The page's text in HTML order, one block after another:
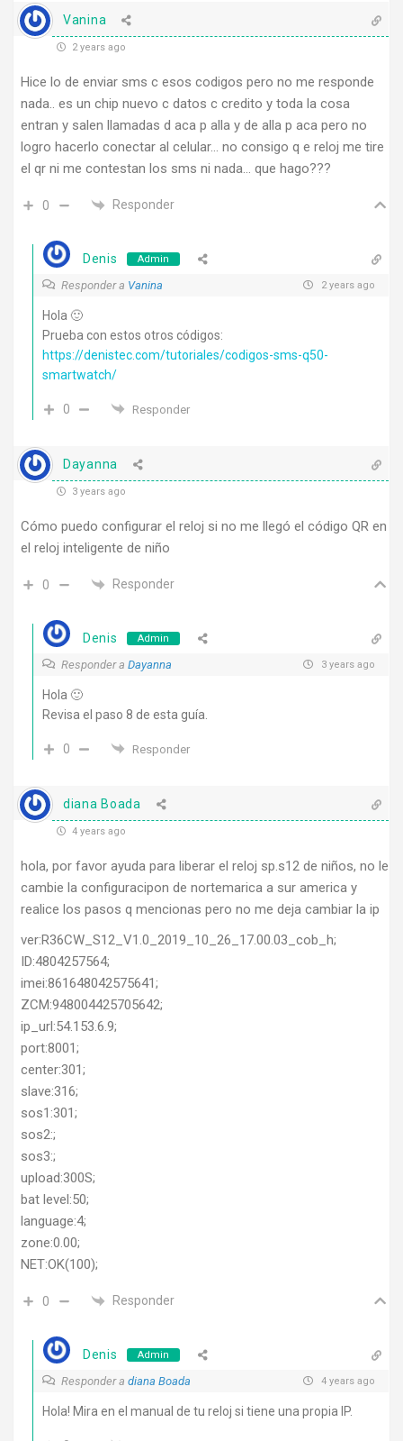
Vanina
2 years ago
Hice lo de enviar sms c esos codigos pero no me responde
nada.. es un chip nuevo c datos c credito y toda la cosa
entran y salen llamadas d aca p alla y de alla p aca pero no
logro hacerlo conectar al celular… no consigo q e reloj me tire
el qr ni me contestan los sms ni nada… que hago???
0 Responder
Denis Admin
Responder a Vanina 2 years ago
Hola 🙂
Prueba con estos otros códigos:
https://denistec.com/tutoriales/codigos-sms-q50-
smartwatch/
0 Responder
Dayanna
3 years ago
Cómo puedo configurar el reloj si no me llegó el código QR en
el reloj inteligente de niño
0 Responder
Denis Admin
Responder a Dayanna 3 years ago
Hola 🙂
Revisa el paso 8 de esta guía.
0 Responder
diana Boada
4 years ago
hola, por favor ayuda para liberar el reloj sp.s12 de niños, no le
cambie la configuracipon de nortemarica a sur america y
realice los pasos q mencionas pero no me deja cambiar la ip
ver:R36CW_S12_V1.0_2019_10_26_17.00.03_cob_h;
ID:4804257564;
imei:861648042575641;
ZCM:948004425705642;
ip_url:54.153.6.9;
port:8001;
center:301;
slave:316;
sos1:301;
sos2:;
sos3:;
upload:300S;
bat level:50;
language:4;
zone:0.00;
NET:OK(100);
0 Responder
Denis Admin
Responder a diana Boada 4 years ago
Hola! Mira en el manual de tu reloj si tiene una propia IP.